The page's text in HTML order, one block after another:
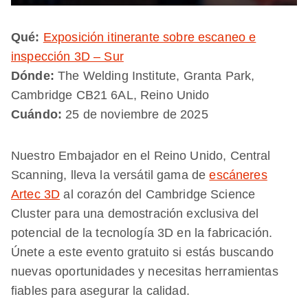
Qué: Exposición itinerante sobre escaneo e
inspección 3D – Sur
Dónde: The Welding Institute, Granta Park,
Cambridge CB21 6AL, Reino Unido
Cuándo: 25 de noviembre de 2025
Nuestro Embajador en el Reino Unido, Central
Scanning, lleva la versátil gama deescáneres
Artec 3D al corazón del Cambridge Science
Cluster para una demostración exclusiva del
potencial de la tecnología 3D en la fabricación.
Únete a este evento gratuito si estás buscando
nuevas oportunidades y necesitas herramientas
fiables para asegurar la calidad.